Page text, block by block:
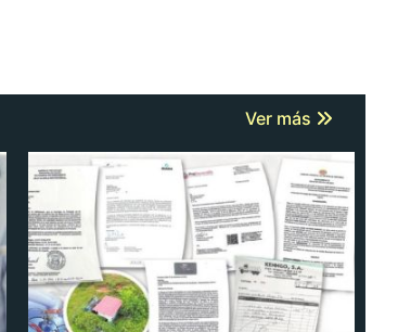
Ver más